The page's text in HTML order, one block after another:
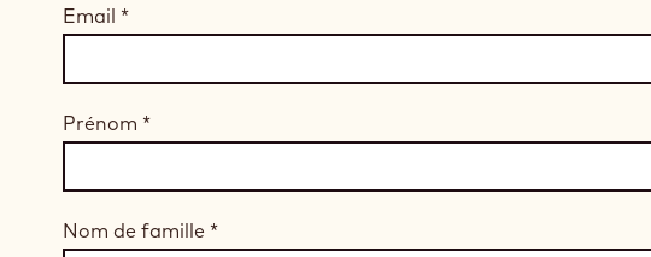
Email *
Prénom *
Nom de famille *